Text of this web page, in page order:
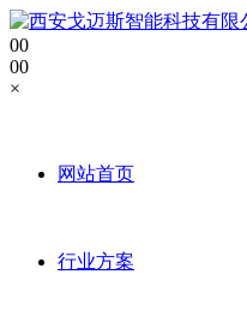
00
00
×
网站首页
行业方案